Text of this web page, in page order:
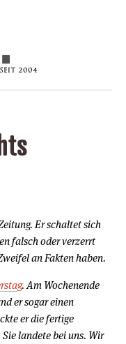
Er schaltet sich
falsch oder verzerrt
an Fakten haben.
. Am Wochenende
er sogar einen
er die fertige
landete bei uns. Wir